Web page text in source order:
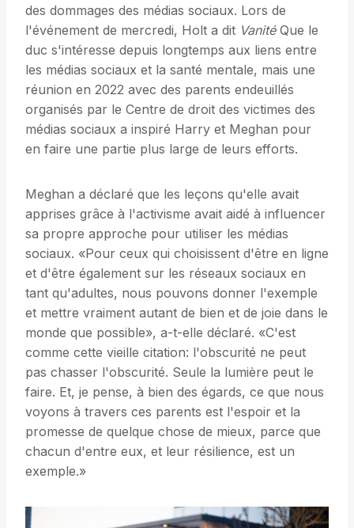
des dommages des médias sociaux. Lors de
l'événement de mercredi, Holt a dit VanitéQue le
duc s'intéresse depuis longtemps aux liens entre
les médias sociaux et la santé mentale, mais une
réunion en 2022 avec des parents endeuillés
organisés par le Centre de droit des victimes des
médias sociaux a inspiré Harry et Meghan pour
en faire une partie plus large de leurs efforts.
Meghan a déclaré que les leçons qu'elle avait
apprises grâce à l'activisme avait aidé à influencer
sa propre approche pour utiliser les médias
sociaux. «Pour ceux qui choisissent d'être en ligne
et d'être également sur les réseaux sociaux en
tant qu'adultes, nous pouvons donner l'exemple
et mettre vraiment autant de bien et de joie dans le
monde que possible», a-t-elle déclaré. «C'est
comme cette vieille citation: l'obscurité ne peut
pas chasser l'obscurité. Seule la lumière peut le
faire. Et, je pense, à bien des égards, ce que nous
voyons à travers ces parents est l'espoir et la
promesse de quelque chose de mieux, parce que
chacun d'entre eux, et leur résilience, est un
exemple.»